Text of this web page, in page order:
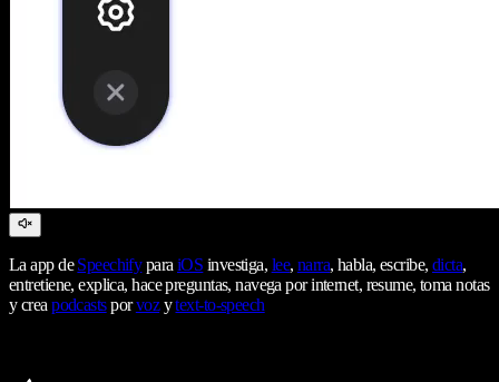
La app deSpeechifyparaiOS investiga, lee, narra, habla, escribe, dicta,
entretiene, explica, hace preguntas, navega por internet, resume, toma notas
y creapodcastsporvozytext-to-speech